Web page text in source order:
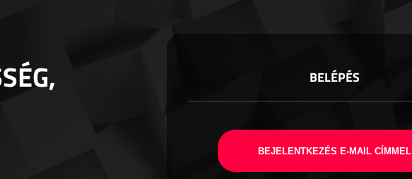
BELÉPÉS
BEJELENTKEZÉS E-MAIL CÍMMEL